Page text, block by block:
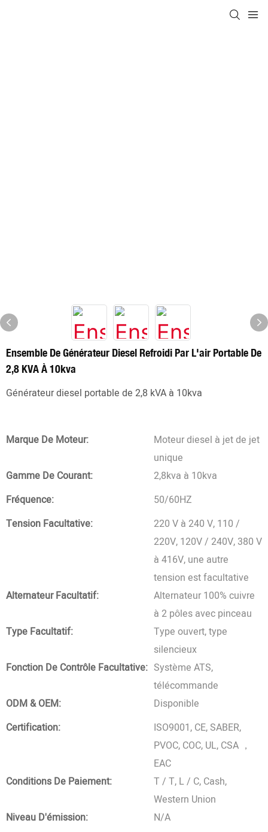
Ensemble De Générateur Diesel Refroidi Par L'air Portable De
2,8 KVA À 10kva
Générateur diesel portable de 2,8 kVA à 10kva
Marque De Moteur:
Moteur diesel à jet de jet
unique
Gamme De Courant:
2,8kva à 10kva
Fréquence:
50/60HZ
Tension Facultative:
220 V à 240 V, 110 /
220V, 120V / 240V, 380 V
à 416V, une autre
tension est facultative
Alternateur Facultatif:
Alternateur 100% cuivre
à 2 pôles avec pinceau
Type Facultatif:
Type ouvert, type
silencieux
Fonction De Contrôle Facultative: Système ATS,
télécommande
ODM & OEM:
Disponible
Certification:
ISO9001, CE, SABER,
PVOC, COC, UL, CSA ，
EAC
Conditions De Paiement:
T / T, L / C, Cash,
Western Union
Niveau D'émission:
N/A